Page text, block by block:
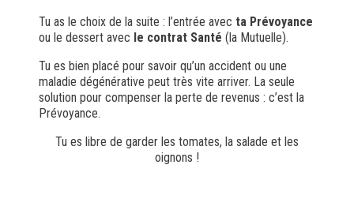
Tu as le choix de la suite : l’entrée avec ta Prévoyance
ou le dessert avec le contrat Santé (la Mutuelle).
Tu es bien placé pour savoir qu’un accident ou une
maladie dégénérative peut très vite arriver. La seule
solution pour compenser la perte de revenus : c’est la
Prévoyance.
Tu es libre de garder les tomates, la salade et les
oignons !